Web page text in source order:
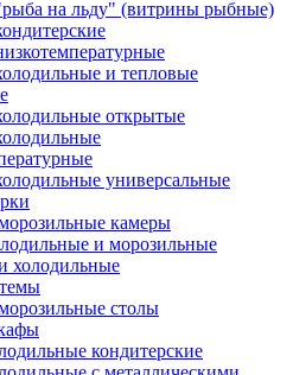
на льду" (витрины рыбные)
и тепловые
открытые
универсальные
камеры
и морозильные
холодильные
столы
кондитерские